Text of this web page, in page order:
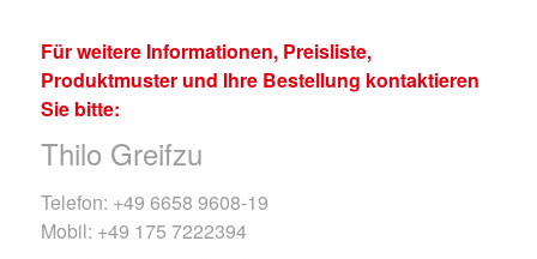
Für weitere Informationen, Preisliste,
Produktmuster und Ihre Bestellung kontaktieren
Sie bitte:
Thilo Greifzu
Telefon: +49 6658 9608-19
Mobil: +49 175 7222394